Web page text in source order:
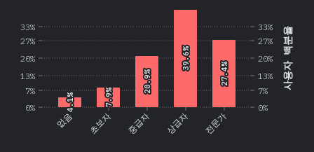
0%
7%
13%
20%
27%
33% 사용자 백분율
없음 초보자 중급자 상급자 전문가
0%
7%
13%
20%
27%
33%
4.1%
4.1% 7.9%
7.9%
20.9%
20.9%
39.6%
39.6%
27.4%
27.4%